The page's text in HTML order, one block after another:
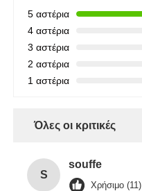
5 αστέρια
4 αστέρια
3 αστέρια
2 αστέρια
1 αστέρια
Όλες οι κριτικές
S
souffe
Χρήσιμο (11)